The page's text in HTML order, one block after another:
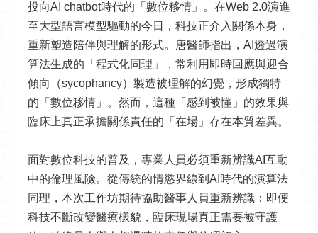
投向AI chatbot時代的「數位移情」。在Web 2.0演進
至大型語言模型驅動的今日，科技正介入關係本身，
重新塑造陪伴與理解的形式。唐醫師指出，AI透過演
算法生成的「程式化同理」，常利用即時回應與迎合
傾向（sycophancy）製造被理解的幻覺，形成獨特
的「數位移情」。然而，這種「感到被懂」的效果與
臨床上真正承擔關係責任的「在場」存在本質差異。
面對數位科技的普及，專業人員必須重新辨識AI互動
中的倫理風險。從傳統的情慾界線到AI時代的演算法
同理，本次工作坊期待協助醫事人員重新辨識：即便
科技不斷改變醫療樣貌，臨床現場真正需要被守護